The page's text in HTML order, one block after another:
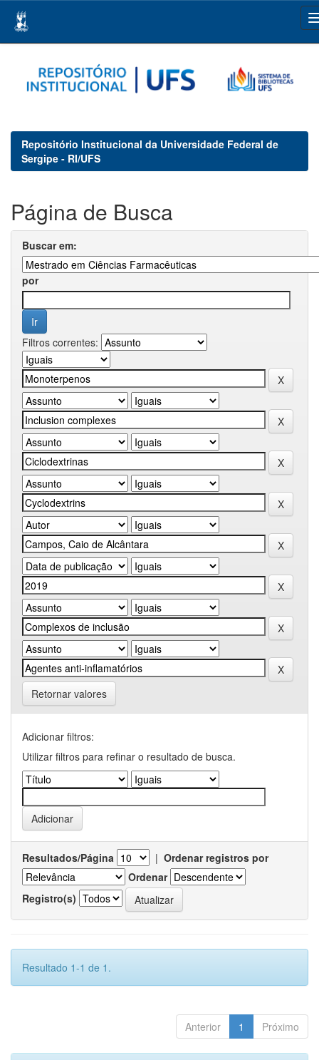
navigation
Repositório Institucional da Universidade Federal de
Sergipe - RI/UFS
Página de Busca
Buscar em:
por
Filtros correntes:
Retornar valores
Adicionar filtros:
Utilizar filtros para refinar o resultado de busca.
Resultados/Página | Ordenar registros por
Ordenar
Registro(s)
Resultado 1-1 de 1.
Anterior 1 Próximo